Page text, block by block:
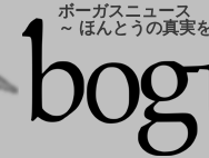
ボーガスニュース
～ ほんとうの真実